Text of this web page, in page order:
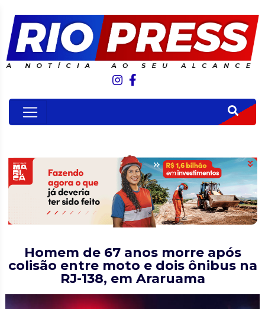
Homem de 67 anos morre após
colisão entre moto e dois ônibus na
RJ-138, em Araruama